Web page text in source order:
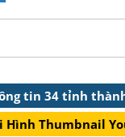
tin 34 tỉnh
Hình Thumbnail